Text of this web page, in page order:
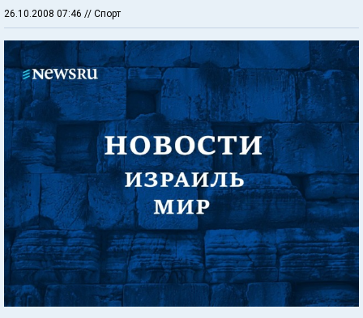
26.10.2008 07:46 // Спорт